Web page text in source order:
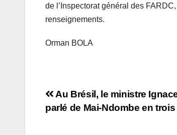
de l’Inspectorat général des
renseignements.
Orman BOLA
Navigation
de
Au Brésil, le ministre
parlé de Mai-Ndombe en